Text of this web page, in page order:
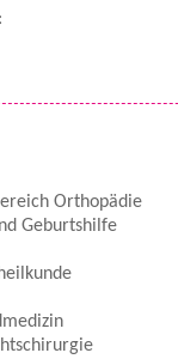
Orthopädie
Geburtshilfe